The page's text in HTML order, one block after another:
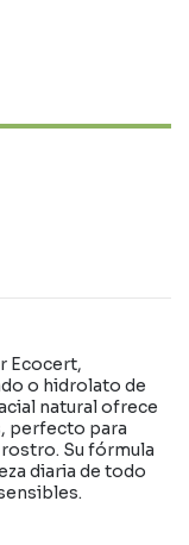
Ecocert,
o hidrolato de
natural ofrece
perfecto para
Su fórmula
diaria de todo